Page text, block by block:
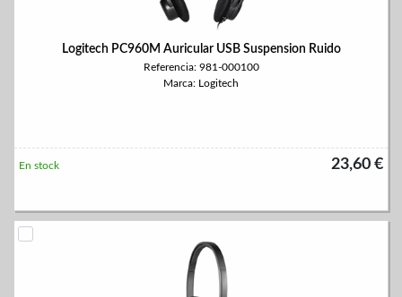
Logitech PC960M Auricular USB Suspension Ruido
Referencia: 981-000100
Marca: Logitech
23,60 €
En stock